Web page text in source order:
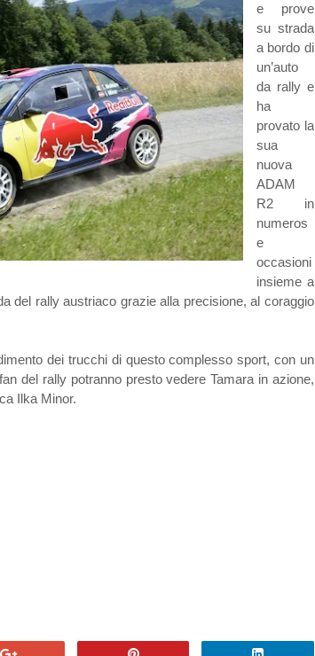
e prove
su strada
a bordo di
un’auto
da rally e
ha
provato la
sua
nuova
ADAM
R2 in
numeros
e
occasioni
insieme a
del rally austriaco grazie alla precisione, al coraggio
dei trucchi di questo complesso sport, con un
del rally potranno presto vedere Tamara in azione,
Ilka Minor.